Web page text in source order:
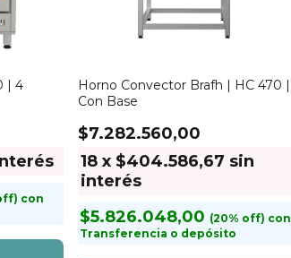
| 4
con
Horno Convector Brafh | HC 470 |
Con Base
$7.282.560,00
18 x $404.586,67 sin
interés
$5.826.048,00
con
Transferencia o depósito